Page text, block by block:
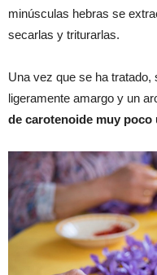
minúsculas hebras se
secarlas y triturarlas.
Una vez que se ha tratado,
ligeramente amargo y un
de carotenoide muy poco